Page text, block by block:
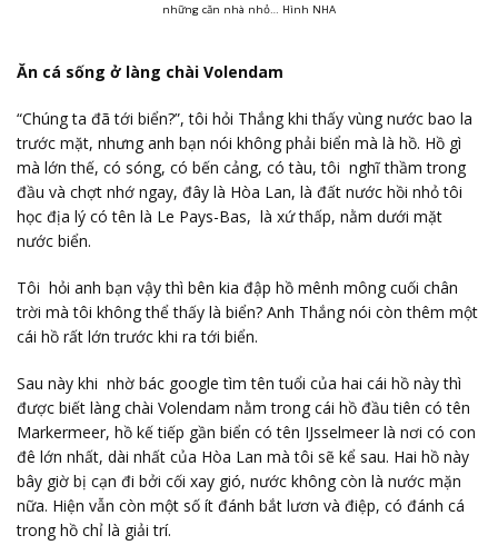
những căn nhà nhỏ… Hình NHA
Ăn cá sống ở làng chài Volendam
“Chúng ta đã tới biển?”, tôi hỏi Thắng khi thấy vùng nước bao la
trước mặt, nhưng anh bạn nói không phải biển mà là hồ. Hồ gì
mà lớn thế, có sóng, có bến cảng, có tàu, tôi nghĩ thầm trong
đầu và chợt nhớ ngay, đây là Hòa Lan, là đất nước hồi nhỏ tôi
học địa lý có tên là Le Pays-Bas, là xứ thấp, nằm dưới mặt
nước biển.
Tôi hỏi anh bạn vậy thì bên kia đập hồ mênh mông cuối chân
trời mà tôi không thể thấy là biển? Anh Thắng nói còn thêm một
cái hồ rất lớn trước khi ra tới biển.
Sau này khi nhờ bác google tìm tên tuổi của hai cái hồ này thì
được biết làng chài Volendam nằm trong cái hồ đầu tiên có tên
Markermeer, hồ kế tiếp gần biển có tên IJsselmeer là nơi có con
đê lớn nhất, dài nhất của Hòa Lan mà tôi sẽ kể sau. Hai hồ này
bây giờ bị cạn đi bởi cối xay gió, nước không còn là nước mặn
nữa. Hiện vẫn còn một số ít đánh bắt lươn và điệp, có đánh cá
trong hồ chỉ là giải trí.